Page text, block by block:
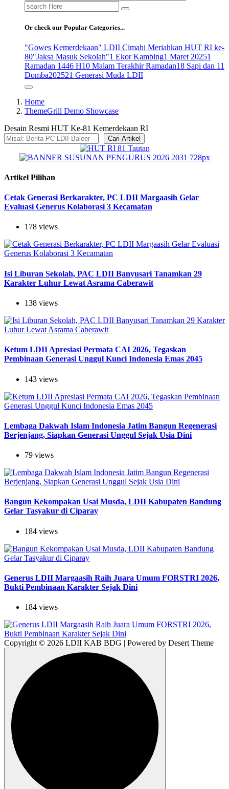
Search
for:
Or check our Popular Categories...
"Gowes Kemerdekaan" LDII Cimahi Meriahkan HUT RI ke-
80"Jaksa Masuk Sekolah"1 Ekor Kambing1 Maret 20251
Ramadan 1446 H10 Malam Terakhir Ramadan18 Sapi dan 11
Domba202521 Generasi Muda LDII
Home
ThemeGrill Demo Showcase
Desain Resmi HUT Ke-81 Kemerdekaan RI
Cari Artikel
Artikel Pilihan
Cetak Generasi Berkarakter, PC LDII Margaasih Gelar
Evaluasi Generus Kolaborasi 3 Kecamatan
178 views
Isi Liburan Sekolah, PAC LDII Banyusari Tanamkan 29
Karakter Luhur Lewat Asrama Caberawit
138 views
Ketum LDII Apresiasi Permata CAI 2026, Tegaskan
Pembinaan Generasi Unggul Kunci Indonesia Emas 2045
143 views
Lembaga Dakwah Islam Indonesia Jatim Bangun Regenerasi
Berjenjang, Siapkan Generasi Unggul Sejak Usia Dini
79 views
Bangun Kekompakan Usai Musda, LDII Kabupaten Bandung
Gelar Tasyakur di Ciparay
184 views
Generus LDII Margaasih Raih Juara Umum FORSTRI 2026,
Bukti Pembinaan Karakter Sejak Dini
184 views
Copyright © 2026 LDII KAB BDG | Powered by Desert Theme